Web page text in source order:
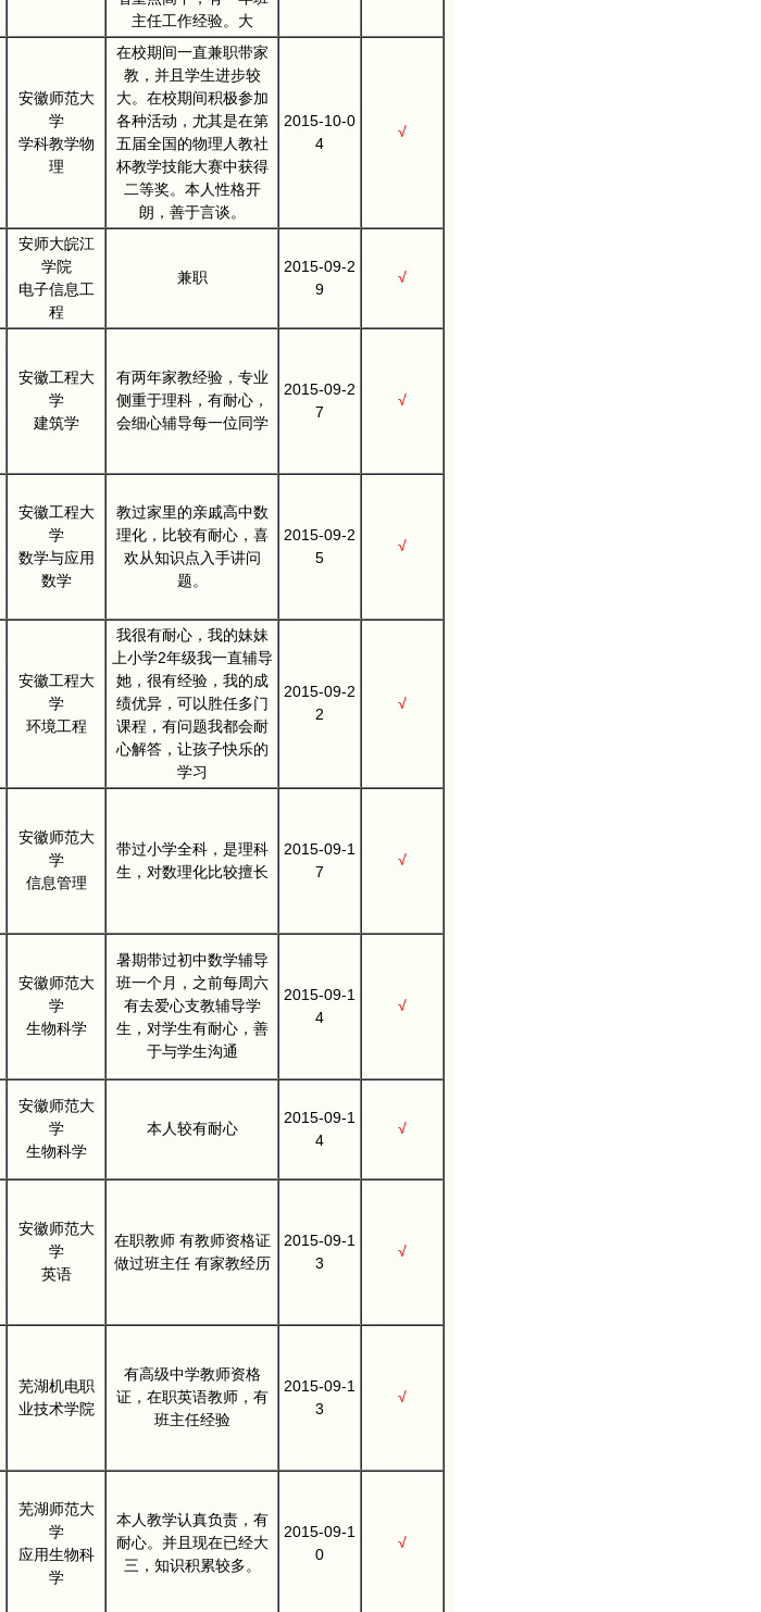
主任工作经验。大
安徽师范大
学
学科教学物
理
在校期间一直兼职带家
教，并且学生进步较
大。在校期间积极参加
各种活动，尤其是在第
五届全国的物理人教社
杯教学技能大赛中获得
二等奖。本人性格开
朗，善于言谈。
2015-10-0
4
√
安师大皖江
学院
电子信息工
程
兼职
2015-09-2
9
√
安徽工程大
学
建筑学
有两年家教经验，专业
侧重于理科，有耐心，
会细心辅导每一位同学
2015-09-2
7
√
安徽工程大
学
数学与应用
数学
教过家里的亲戚高中数
理化，比较有耐心，喜
欢从知识点入手讲问
题。
2015-09-2
5
√
安徽工程大
学
环境工程
我很有耐心，我的妹妹
上小学2年级我一直辅导
她，很有经验，我的成
绩优异，可以胜任多门
课程，有问题我都会耐
心解答，让孩子快乐的
学习
2015-09-2
2
√
安徽师范大
学
信息管理
带过小学全科，是理科
生，对数理化比较擅长
2015-09-1
7
√
安徽师范大
学
生物科学
暑期带过初中数学辅导
班一个月，之前每周六
有去爱心支教辅导学
生，对学生有耐心，善
于与学生沟通
2015-09-1
4
√
安徽师范大
学
生物科学
本人较有耐心
2015-09-1
4
√
安徽师范大
学
英语
在职教师 有教师资格证
做过班主任 有家教经历
2015-09-1
3
√
芜湖机电职
业技术学院
有高级中学教师资格
证，在职英语教师，有
班主任经验
2015-09-1
3
√
芜湖师范大
学
应用生物科
学
本人教学认真负责，有
耐心。并且现在已经大
三，知识积累较多。
2015-09-1
0
√